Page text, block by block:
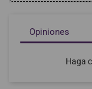
Opiniones
Haga